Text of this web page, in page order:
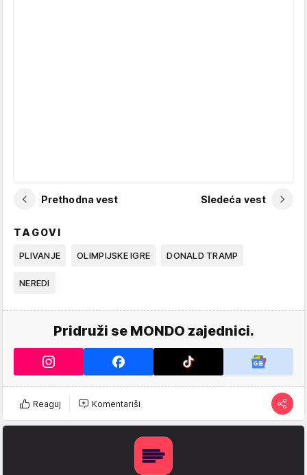
Prethodna vest Sledeća vest
TAGOVI
PLIVANJE OLIMPIJSKE IGRE DONALD TRAMP
NEREDI
Pridruži se MONDO zajednici.
Reaguj Komentariši